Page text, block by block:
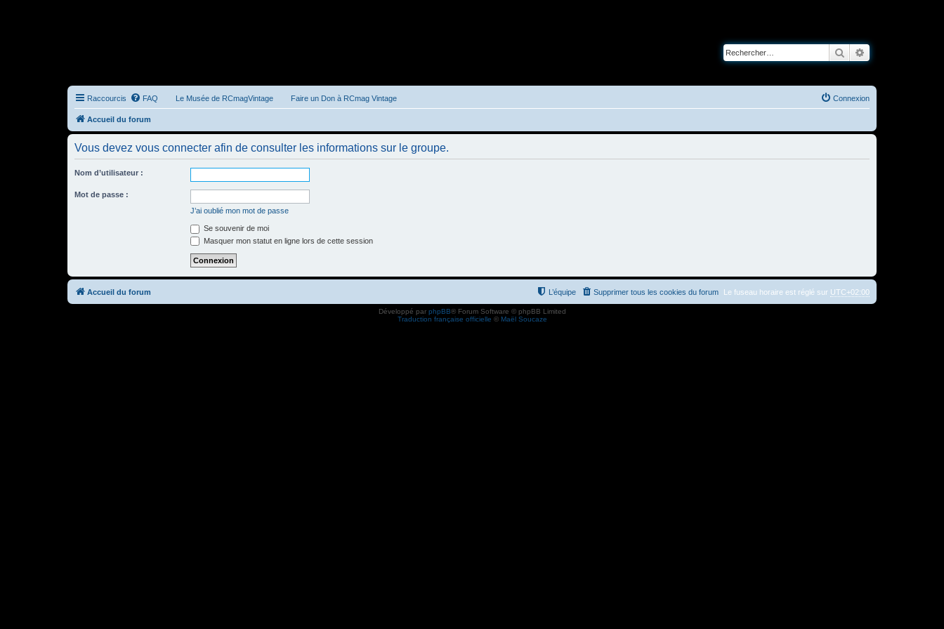
Rechercher
Raccourcis FAQ Le Musée de RCmagVintage Faire un Don à RCmag Vintage Connexion
Accueil du forum
Vous devez vous connecter afin de consulter les informations sur le groupe.
Nom d’utilisateur :
Mot de passe :
J’ai oublié mon mot de passe
Se souvenir de moi
Masquer mon statut en ligne lors de cette session
Accueil du forum Le fuseau horaire est réglé sur UTC+02:00
Supprimer tous les cookies du forum
L’équipe
Développé par phpBB® Forum Software © phpBB Limited
Traduction française officielle © Maël Soucaze